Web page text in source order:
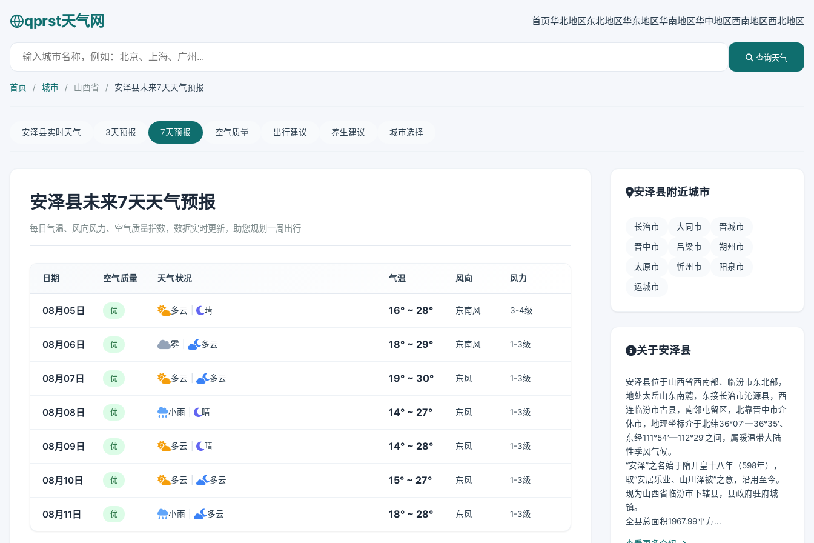
qprst天气网 首页华北地区东北地区华东地区华南地区华中地区西南地区西北地区
查询天气
首页 / 城市 / 山西省 / 安泽县未来7天天气预报
安泽县实时天气 3天预报 7天预报 空气质量 出行建议 养生建议 城市选择
安泽县未来7天天气预报
每日气温、风向风力、空气质量指数，数据实时更新，助您规划一周出行
日期 空气质量 天气状况 气温 风向 风力
08月05日 优 多云 晴 16° ~ 28° 东南风 3-4级
08月06日 优 雾 多云 18° ~ 29° 东南风 1-3级
08月07日 优 多云 多云 19° ~ 30° 东风 1-3级
08月08日 优 小雨 晴 14° ~ 27° 东风 1-3级
08月09日 优 多云 晴 14° ~ 28° 东风 1-3级
08月10日 优 多云 多云 15° ~ 27° 东风 1-3级
08月11日 优 小雨 多云 18° ~ 28° 东风 1-3级
安泽县附近城市
长治市 大同市 晋城市
晋中市 吕梁市 朔州市
太原市 忻州市 阳泉市
运城市
关于安泽县
安泽县位于山西省西南部、临汾市东北部，
地处太岳山东南麓，东接长治市沁源县，西
连临汾市古县，南邻屯留区，北靠晋中市介
休市，地理坐标介于北纬36°07′—36°35′、
东经111°54′—112°29′之间，属暖温带大陆
性季风气候。
“安泽”之名始于隋开皇十八年（598年），
取“安居乐业、山川泽被”之意，沿用至今。
现为山西省临汾市下辖县，县政府驻府城
镇。
全县总面积1967.99平方...